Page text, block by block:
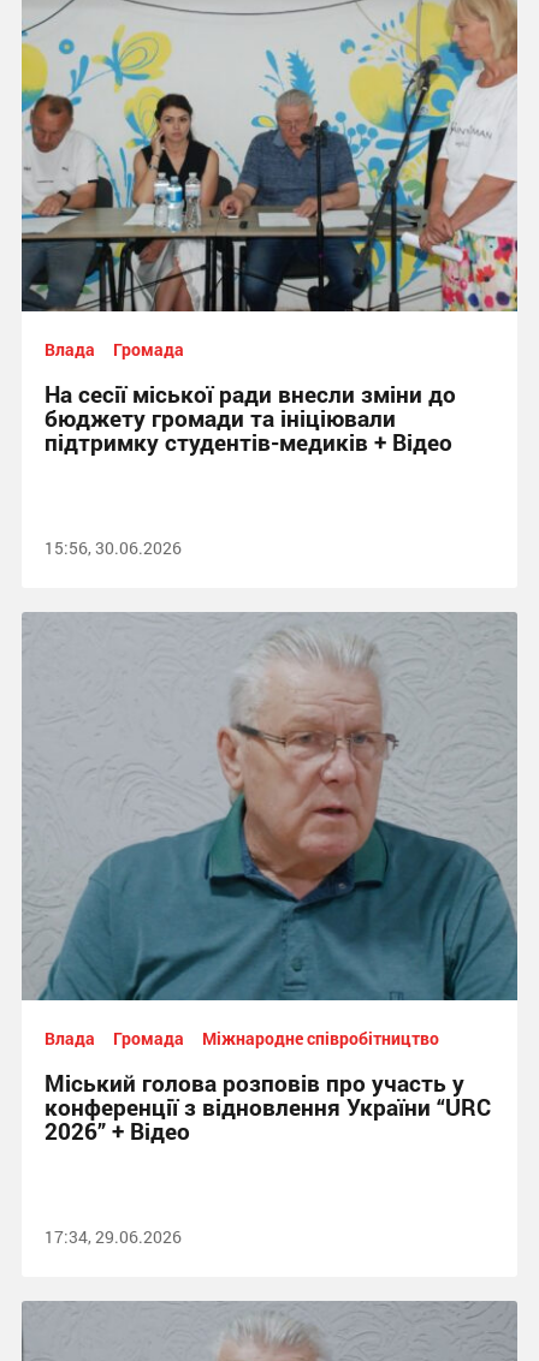
Влада Громада
На сесії міської ради внесли зміни до
бюджету громади та ініціювали
підтримку студентів-медиків + Відео
15:56, 30.06.2026
Влада Громада Міжнародне співробітництво
Міський голова розповів про участь у
конференції з відновлення України “URC
2026” + Відео
17:34, 29.06.2026